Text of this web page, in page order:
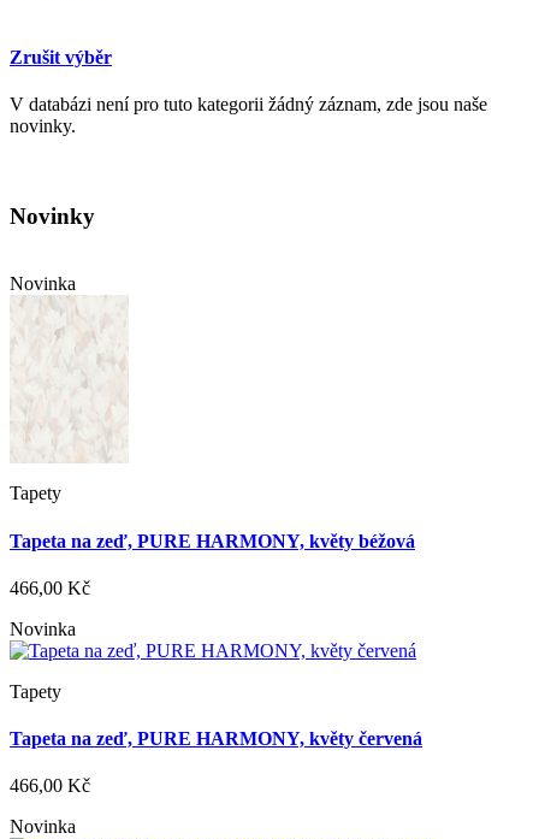
Zrušit výběr
V databázi není pro tuto kategorii žádný záznam, zde jsou naše
novinky.
Novinky
Novinka
Tapety
Tapeta na zeď, PURE HARMONY, květy béžová
466,00 Kč
Novinka
Tapety
Tapeta na zeď, PURE HARMONY, květy červená
466,00 Kč
Novinka